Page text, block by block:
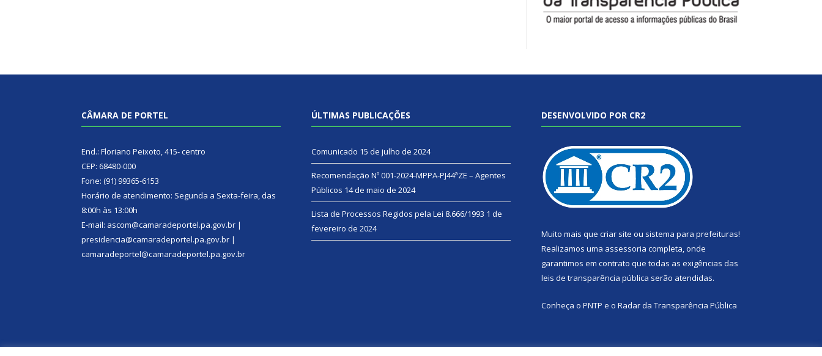
CÂMARA DE PORTEL
End.: Floriano Peixoto, 415- centro
CEP: 68480-000
Fone: (91) 99365-6153
Horário de atendimento: Segunda a Sexta-feira, das
8:00h às 13:00h
E-mail: ascom@camaradeportel.pa.gov.br |
presidencia@camaradeportel.pa.gov.br |
camaradeportel@camaradeportel.pa.gov.br
ÚLTIMAS PUBLICAÇÕES
Comunicado 15 de julho de 2024
Recomendação Nº 001-2024-MPPA-PJ44ªZE – Agentes
Públicos 14 de maio de 2024
Lista de Processos Regidos pela Lei 8.666/1993 1 de
fevereiro de 2024
DESENVOLVIDO POR CR2
Muito mais que criar site ou sistema para prefeituras!
Realizamos uma assessoria completa, onde
garantimos em contrato que todas as exigências das
leis de transparência pública serão atendidas.
Conheça o PNTP e o Radar da Transparência Pública